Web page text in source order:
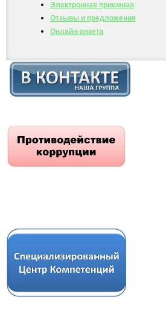
Электронная приемная
Отзывы и предложения
Онлайн-анкета